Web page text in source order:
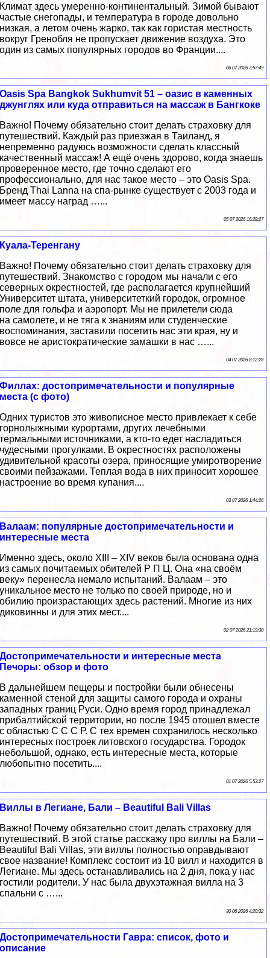
Климат здесь умеренно-континентальный. Зимой бывают
частые снегопады, и температура в городе довольно
низкая, а летом очень жарко, так как гористая местность
вокруг Гренобля не пропускает движение воздуха. Это
один из самых популярных городов во Франции....
06 07 2026 3:57:49
Oasis Spa Bangkok Sukhumvit 51 – оазис в каменных
джунглях или куда отправиться на массаж в Бангкоке
Важно! Почему обязательно стоит делать страховку для
путешествий. Каждый раз приезжая в Таиланд, я
непременно радуюсь возможности сделать классный
качественный массаж! А ещё очень здорово, когда знаешь
проверенное место, где точно сделают его
профессионально, для нас такое место – это Oasis Spa.
Бренд Thai Lanna на спа-рынке существует с 2003 года и
имеет массу наград …...
05 07 2026 16:28:27
Куала-Теренгану
Важно! Почему обязательно стоит делать страховку для
путешествий. Знакомство с городом мы начали с его
северных окрестностей, где располагается крупнейший
Университет штата, университеткий городок, огромное
поле для гольфа и аэропорт. Мы не прилетели сюда
на самолете, и не тяга к знаниям или студенческие
воспоминания, заставили посетить нас эти края, ну и
вовсе не аристократические замашки в нас …...
04 07 2026 8:12:28
Филлах: достопримечательности и популярные
места (с фото)
Одних туристов это живописное место привлекает к себе
горнолыжными курортами, других лечебными
термальными источниками, а кто-то едет насладиться
чудесными прогулками. В окрестностях расположены
удивительной красоты озера, приносящие умиротворение
своими пейзажами. Теплая вода в них приносит хорошее
настроение во время купания....
03 07 2026 1:44:26
Валаам: популярные достопримечательности и
интересные места
Именно здесь, около XIII – XIV веков была основана одна
из самых почитаемых обителей Р П Ц. Она «на своём
веку» перенесла немало испытаний. Валаам – это
уникальное место не только по своей природе, но и
обилию произрастающих здесь растений. Многие из них
диковинны и для этих мест....
02 07 2026 21:19:30
Достопримечательности и интересные места
Печоры: обзор и фото
В дальнейшем пещеры и постройки были обнесены
каменной стеной для защиты самого города и охраны
западных границ Руси. Одно время город принадлежал
прибалтийской территории, но после 1945 отошел вместе
с областью С С С Р. С тех времен сохранилось несколько
интересных построек литовского государства. Городок
небольшой, однако, есть интересные места, которые
любопытно посетить....
01 07 2026 5:53:27
Виллы в Легиане, Бали – Beautiful Bali Villas
Важно! Почему обязательно стоит делать страховку для
путешествий. В этой статье расскажу про виллы на Бали –
Beautiful Bali Villas, эти виллы полностью оправдывают
свое название! Комплекс состоит из 10 вилл и находится в
Легиане. Мы здесь останавливались на 2 дня, пока у нас
гостили родители. У нас была двухэтажная вилла на 3
спальни с …...
30 06 2026 4:20:32
Достопримечательности Гавра: список, фото и
описание